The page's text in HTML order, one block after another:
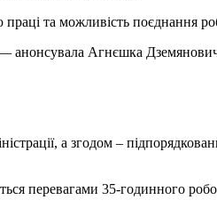
та можливість поєднання
анонсувала Агнєшка
а згодом –
перевагами 35-годинного